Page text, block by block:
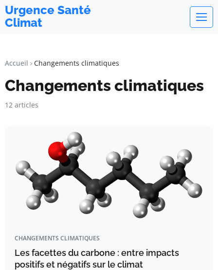
Urgence Santé
Climat
Accueil Changements climatiques
Changements climatiques
12 articles
CHANGEMENTS CLIMATIQUES
Les facettes du carbone : entre impacts
positifs et négatifs sur le climat